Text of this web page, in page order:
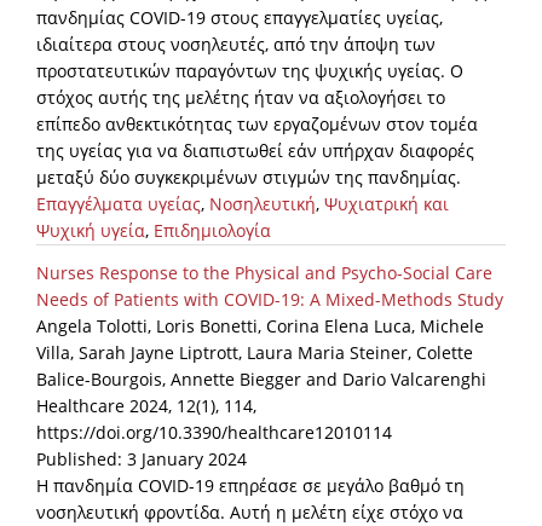
πανδημίας COVID-19 στους επαγγελματίες υγείας,
ιδιαίτερα στους νοσηλευτές, από την άποψη των
προστατευτικών παραγόντων της ψυχικής υγείας. Ο
στόχος αυτής της μελέτης ήταν να αξιολογήσει το
επίπεδο ανθεκτικότητας των εργαζομένων στον τομέα
της υγείας για να διαπιστωθεί εάν υπήρχαν διαφορές
μεταξύ δύο συγκεκριμένων στιγμών της πανδημίας.
Επαγγέλματα υγείας, Νοσηλευτική, Ψυχιατρική και
Ψυχική υγεία, Επιδημιολογία
Nurses Response to the Physical and Psycho-Social Care
Needs of Patients with COVID-19: A Mixed-Methods Study
Angela Tolotti, Loris Bonetti, Corina Elena Luca, Michele
Villa, Sarah Jayne Liptrott, Laura Maria Steiner, Colette
Balice-Bourgois, Annette Biegger and Dario Valcarenghi
Healthcare 2024, 12(1), 114,
https://doi.org/10.3390/healthcare12010114
Published: 3 January 2024
Η πανδημία COVID-19 επηρέασε σε μεγάλο βαθμό τη
νοσηλευτική φροντίδα. Αυτή η μελέτη είχε στόχο να